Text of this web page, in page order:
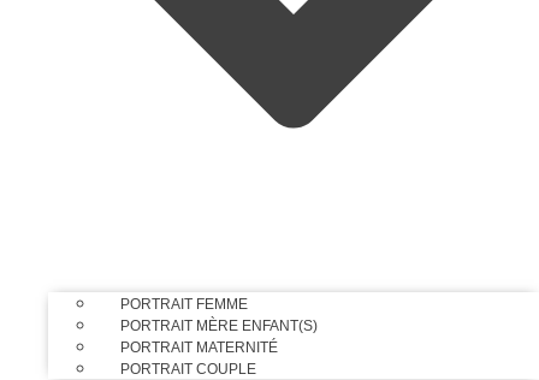
PORTRAIT FEMME
PORTRAIT MÈRE ENFANT(S)
PORTRAIT MATERNITÉ
PORTRAIT COUPLE